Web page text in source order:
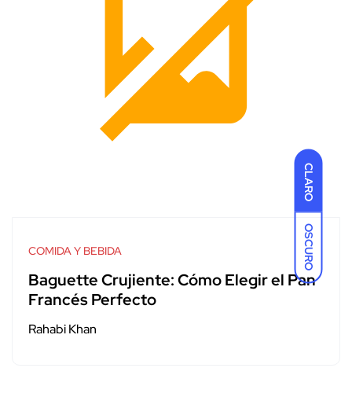
CLARO
OSCURO
COMIDA Y BEBIDA
Baguette Crujiente: Cómo Elegir el Pan
Francés Perfecto
Rahabi Khan